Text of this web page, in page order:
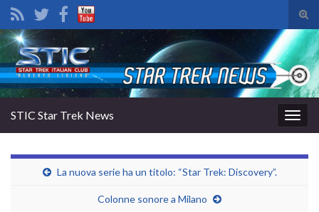
il
di
Search for:
la
STIC Star Trek News
La nuova serie ha un titolo: “Star Trek: Discovery”.
Colonne sonore a Milano